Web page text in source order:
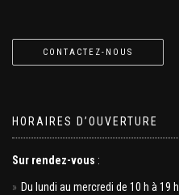
CONTACTEZ-NOUS
HORAIRES D’OUVERTURE
Sur rendez-vous :
Du lundi au mercredi de 10 h à 19 h